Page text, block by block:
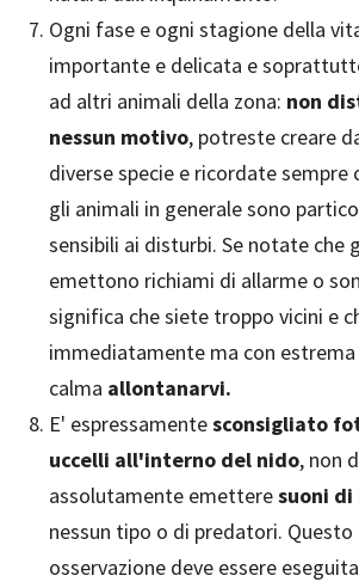
Ogni fase e ogni stagione della
importante e delicata e
ad altri animali della zona: non
nessun motivo, potreste creare
diverse specie e ricordate sempre
gli animali in generale sono
sensibili ai disturbi. Se notate che
emettono richiami di allarme o
significa che siete troppo vicini e
immediatamente ma con
calma allontanarvi.
E' espressamentesconsigliato
uccelli all'interno del nido, non
assolutamente emetteresuoni
nessun tipo o di predatori.
osservazione deve essere